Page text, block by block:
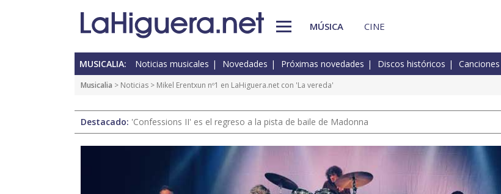
MÚSICA CINE
MUSICALIA: Noticias musicales Novedades Próximas novedades Discos históricos Canciones
Musicalia > Noticias > Mikel Erentxun nº1 en LaHiguera.net con 'La vereda'
Destacado: 'Confessions II' es el regreso a la pista de baile de Madonna